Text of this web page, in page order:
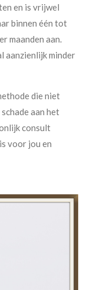
en is vrijwel
binnen één tot
maanden aan.
aanzienlijk minder
die niet
aan het
consult
voor jou en